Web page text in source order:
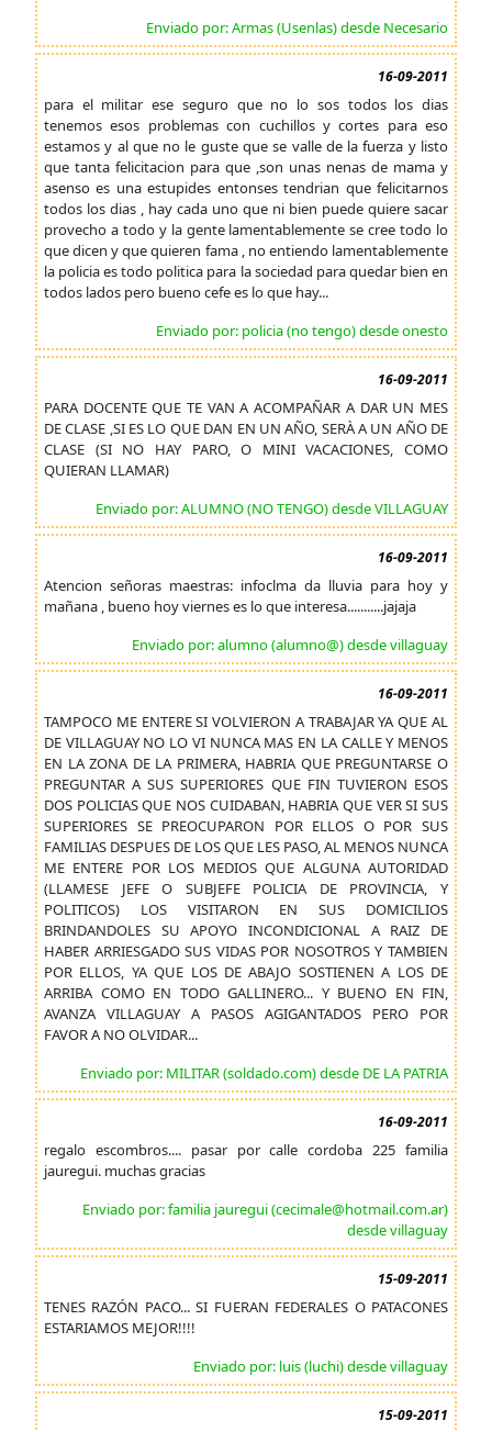
Enviado por: Armas (Usenlas) desde Necesario
16-09-2011
para el militar ese seguro que no lo sos todos los dias
tenemos esos problemas con cuchillos y cortes para eso
estamos y al que no le guste que se valle de la fuerza y listo
que tanta felicitacion para que ,son unas nenas de mama y
asenso es una estupides entonses tendrian que felicitarnos
todos los dias , hay cada uno que ni bien puede quiere sacar
provecho a todo y la gente lamentablemente se cree todo lo
que dicen y que quieren fama , no entiendo lamentablemente
la policia es todo politica para la sociedad para quedar bien en
todos lados pero bueno cefe es lo que hay...
Enviado por: policia (no tengo) desde onesto
16-09-2011
PARA DOCENTE QUE TE VAN A ACOMPAÑAR A DAR UN MES
DE CLASE ,SI ES LO QUE DAN EN UN AÑO, SERÀ A UN AÑO DE
CLASE (SI NO HAY PARO, O MINI VACACIONES, COMO
QUIERAN LLAMAR)
Enviado por: ALUMNO (NO TENGO) desde VILLAGUAY
16-09-2011
Atencion señoras maestras: infoclma da lluvia para hoy y
mañana , bueno hoy viernes es lo que interesa...........jajaja
Enviado por: alumno (alumno@) desde villaguay
16-09-2011
TAMPOCO ME ENTERE SI VOLVIERON A TRABAJAR YA QUE AL
DE VILLAGUAY NO LO VI NUNCA MAS EN LA CALLE Y MENOS
EN LA ZONA DE LA PRIMERA, HABRIA QUE PREGUNTARSE O
PREGUNTAR A SUS SUPERIORES QUE FIN TUVIERON ESOS
DOS POLICIAS QUE NOS CUIDABAN, HABRIA QUE VER SI SUS
SUPERIORES SE PREOCUPARON POR ELLOS O POR SUS
FAMILIAS DESPUES DE LOS QUE LES PASO, AL MENOS NUNCA
ME ENTERE POR LOS MEDIOS QUE ALGUNA AUTORIDAD
(LLAMESE JEFE O SUBJEFE POLICIA DE PROVINCIA, Y
POLITICOS) LOS VISITARON EN SUS DOMICILIOS
BRINDANDOLES SU APOYO INCONDICIONAL A RAIZ DE
HABER ARRIESGADO SUS VIDAS POR NOSOTROS Y TAMBIEN
POR ELLOS, YA QUE LOS DE ABAJO SOSTIENEN A LOS DE
ARRIBA COMO EN TODO GALLINERO... Y BUENO EN FIN,
AVANZA VILLAGUAY A PASOS AGIGANTADOS PERO POR
FAVOR A NO OLVIDAR...
Enviado por: MILITAR (soldado.com) desde DE LA PATRIA
16-09-2011
regalo escombros.... pasar por calle cordoba 225 familia
jauregui. muchas gracias
Enviado por: familia jauregui (cecimale@hotmail.com.ar)
desde villaguay
15-09-2011
TENES RAZÓN PACO... SI FUERAN FEDERALES O PATACONES
ESTARIAMOS MEJOR!!!!
Enviado por: luis (luchi) desde villaguay
15-09-2011